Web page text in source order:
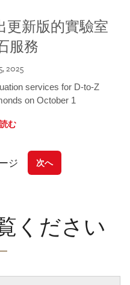
更新版的實驗室
服務
2025
services for D-to-Z
on October 1
む
ジ 次へ
ください